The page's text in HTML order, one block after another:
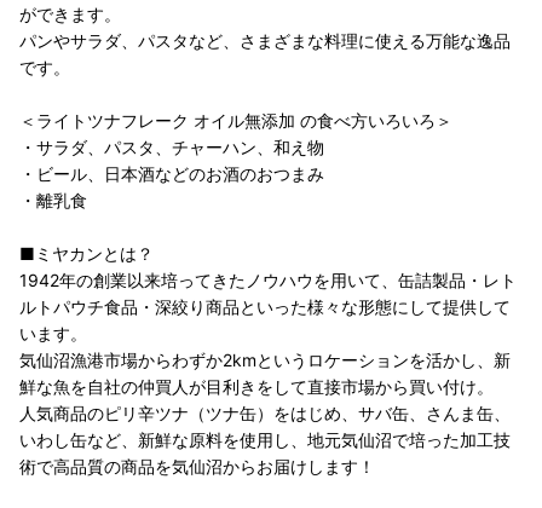
ができます。
パンやサラダ、パスタなど、さまざまな料理に使える万能な逸品
です。
＜ライトツナフレーク オイル無添加 の食べ方いろいろ＞
・サラダ、パスタ、チャーハン、和え物
・ビール、日本酒などのお酒のおつまみ
・離乳食
■ミヤカンとは？
1942年の創業以来培ってきたノウハウを用いて、缶詰製品・レト
ルトパウチ食品・深絞り商品といった様々な形態にして提供して
います。
気仙沼漁港市場からわずか2kmというロケーションを活かし、新
鮮な魚を自社の仲買人が目利きをして直接市場から買い付け。
人気商品のピリ辛ツナ（ツナ缶）をはじめ、サバ缶、さんま缶、
いわし缶など、新鮮な原料を使用し、地元気仙沼で培った加工技
術で高品質の商品を気仙沼からお届けします！